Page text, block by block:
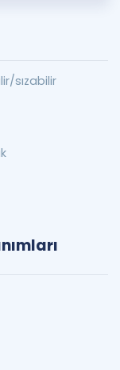
sızabilir